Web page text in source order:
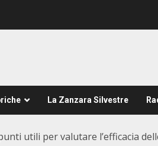
La Zanzara Silvestre
utili per valutare l’efficacia